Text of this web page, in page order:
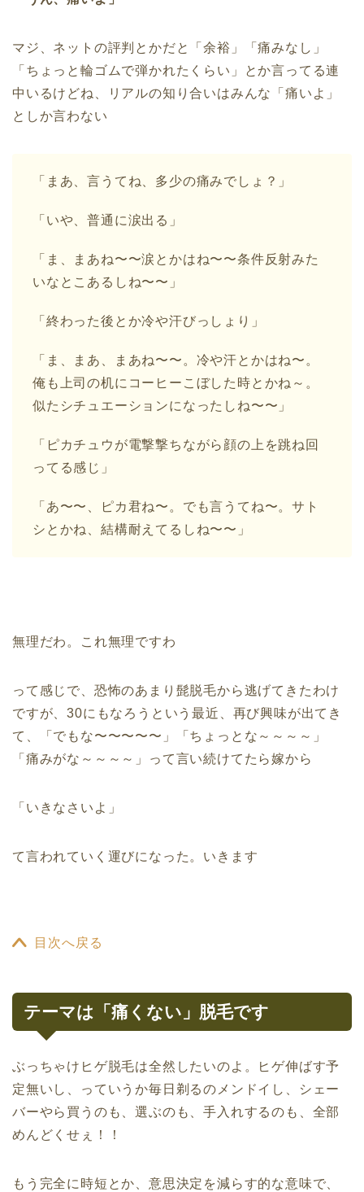
マジ、ネットの評判とかだと「余裕」「痛みなし」
「ちょっと輪ゴムで弾かれたくらい」とか言ってる連
中いるけどね、リアルの知り合いはみんな「痛いよ」
としか言わない
「まあ、言うてね、多少の痛みでしょ？」
「いや、普通に涙出る」
「ま、まあね〜〜涙とかはね〜〜条件反射みた
いなとこあるしね〜〜」
「終わった後とか冷や汗びっしょり」
「ま、まあ、まあね〜〜。冷や汗とかはね〜。
俺も上司の机にコーヒーこぼした時とかね～。
似たシチュエーションになったしね〜〜」
「ピカチュウが電撃撃ちながら顔の上を跳ね回
ってる感じ」
「あ〜〜、ピカ君ね〜。でも言うてね〜。サト
シとかね、結構耐えてるしね〜〜」
無理だわ。これ無理ですわ
って感じで、恐怖のあまり髭脱毛から逃げてきたわけ
ですが、30にもなろうという最近、再び興味が出てき
て、「でもな〜〜〜〜〜」「ちょっとな～～～～」
「痛みがな～～～～」って言い続けてたら嫁から
「いきなさいよ」
て言われていく運びになった。いきます
目次へ戻る
テーマは「痛くない」脱毛です
ぶっちゃけヒゲ脱毛は全然したいのよ。ヒゲ伸ばす予
定無いし、っていうか毎日剃るのメンドイし、シェー
バーやら買うのも、選ぶのも、手入れするのも、全部
めんどくせぇ！！
もう完全に時短とか、意思決定を減らす的な意味で、